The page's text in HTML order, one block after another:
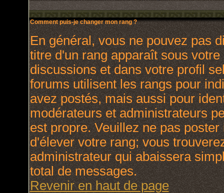
Comment puis-je changer mon rang ?
En général, vous ne pouvez pas
titre d'un rang apparaît sous
discussions et dans votre profil
forums utilisent les rangs pour
avez postés, mais aussi pour
modérateurs et administrateurs
est propre. Veuillez ne pas
d'élever votre rang; vous
administrateur qui abaissera
total de messages.
Revenir en haut de page